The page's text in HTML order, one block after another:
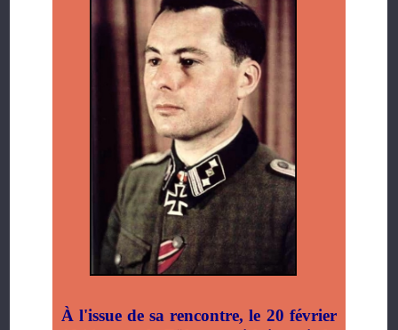
À l'issue de sa rencontre, le 20 février